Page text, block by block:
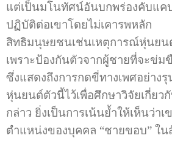
แต่เป็นมโนทัศน์อันบกพร่องคับแค
ปฏิบัติต่อเขาโดยไม่เคารพหลัก
สิทธิมนุษยชนเช่นเหตุการณ์หุ่นย
เพราะป้องกันตัวจากผู้ชายที่จะข่ม
ซึ่งแสดงถึงการกดขี่ทางเพศอย่างรุ
หุ่นยนต์ตัวนี้ไว้เพื่อศึกษาวิจัยเกี่ยว
กล่าว ยิ่งเป็นการเน้นย้ำให้เห็นว่า
ตำแหน่งของบุคคล “ชายขอบ” ใน